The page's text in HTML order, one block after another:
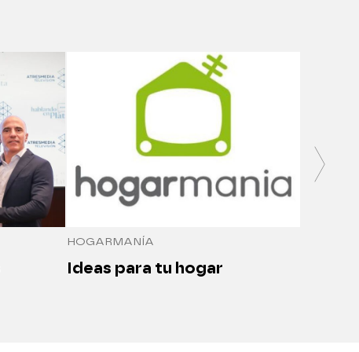
HOGARMANÍA
Ideas para tu hogar